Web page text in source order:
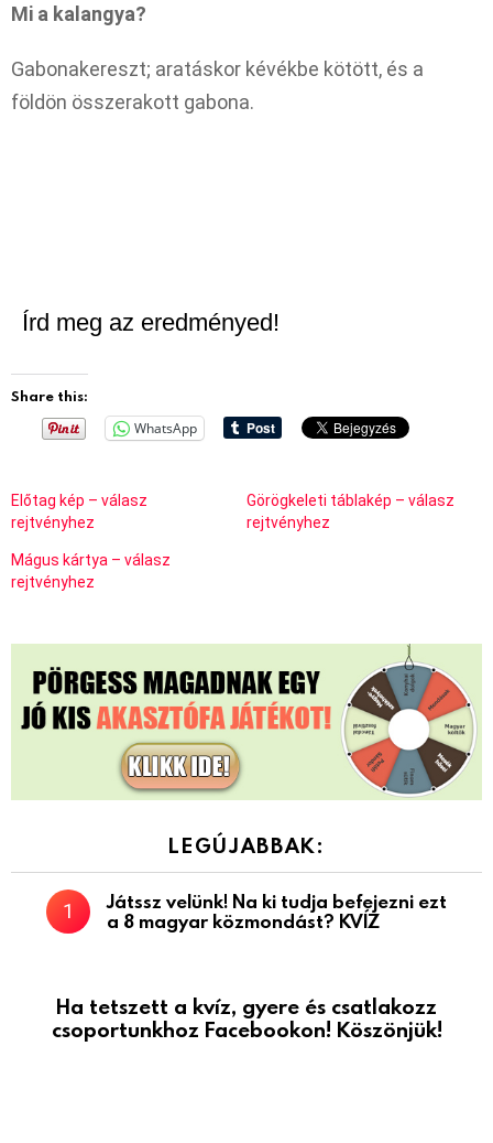
Mi a kalangya?
Gabonakereszt; aratáskor kévékbe kötött, és a
földön összerakott gabona.
Írd meg az eredményed!
Share this:
WhatsApp
Előtag kép – válasz
rejtvényhez
Görögkeleti táblakép – válasz
rejtvényhez
Mágus kártya – válasz
rejtvényhez
LEGÚJABBAK:
Játssz velünk! Na ki tudja befejezni ezt
a 8 magyar közmondást? KVÍZ
Ha tetszett a kvíz, gyere és csatlakozz
csoportunkhoz Facebookon! Köszönjük!